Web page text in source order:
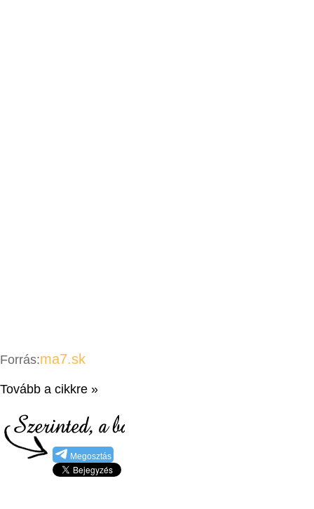
Forrás:ma7.sk
Tovább a cikkre »
Megosztás